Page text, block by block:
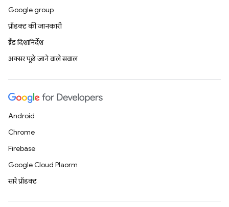
Google group
प्रॉडक्ट की जानकारी
ब्रैंड दिशानिर्देश
अक्सर पूछे जाने वाले सवाल
Android
Chrome
Firebase
Google Cloud Platform
सारे प्रॉडक्ट